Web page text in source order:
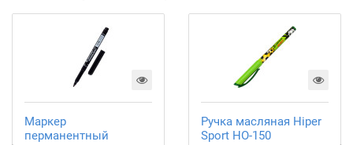
Маркер
перманентный
Ручка масляная Hiper
Sport HO-150